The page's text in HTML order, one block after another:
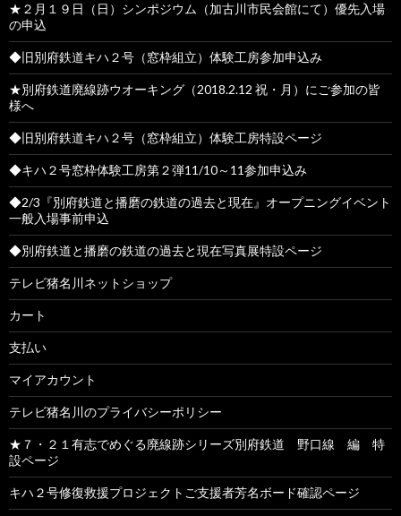
★２月１９日（日）シンポジウム（加古川市民会館にて）優先入場
の申込
◆旧別府鉄道キハ２号（窓枠組立）体験工房参加申込み
★別府鉄道廃線跡ウオーキング（2018.2.12 祝・月）にご参加の皆
様へ
◆旧別府鉄道キハ２号（窓枠組立）体験工房特設ページ
◆キハ２号窓枠体験工房第２弾11/10～11参加申込み
◆2/3『別府鉄道と播磨の鉄道の過去と現在』オープニングイベント
一般入場事前申込
◆別府鉄道と播磨の鉄道の過去と現在写真展特設ページ
テレビ猪名川ネットショップ
カート
支払い
マイアカウント
テレビ猪名川のプライバシーポリシー
★７・２１有志でめぐる廃線跡シリーズ別府鉄道 野口線 編 特
設ページ
キハ２号修復救援プロジェクトご支援者芳名ボード確認ページ